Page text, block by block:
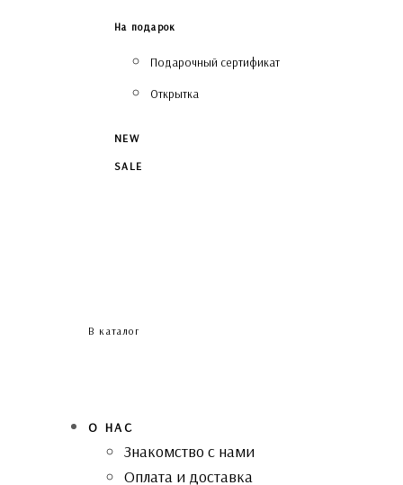
На подарок
Подарочный сертификат
Открытка
NEW
SALE
В каталог
О НАС
Знакомство с нами
Оплата и доставка